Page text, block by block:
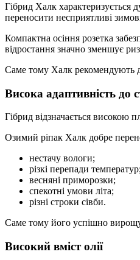
Гібрид Халк характеризується
переносити несприятливі
Компактна осіння розетка
відростання значно зменшує
Саме тому Халк рекомендують
Висока адаптивність до
Гібрид відзначається високою
Озимий ріпак Халк добре
нестачу вологи;
різкі перепади температур;
весняні приморозки;
спекотні умови літа;
різні строки сівби.
Саме тому його успішно
Високий вміст олії